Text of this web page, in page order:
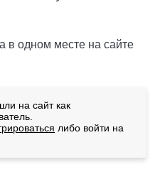
в одном месте на сайте
на сайт как
либо войти на